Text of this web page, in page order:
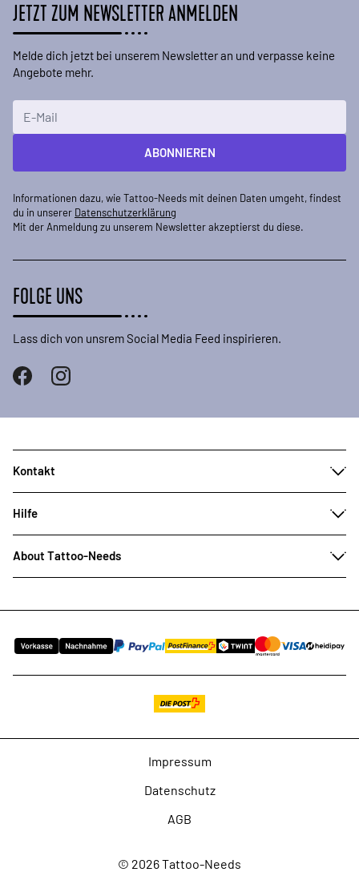
JETZT ZUM NEWSLETTER ANMELDEN
Melde dich jetzt bei unserem Newsletter an und verpasse keine
Angebote mehr.
ABONNIEREN
Informationen dazu, wie Tattoo-Needs mit deinen Daten umgeht, findest
du in unserer Datenschutzerklärung
Mit der Anmeldung zu unserem Newsletter akzeptierst du diese.
FOLGE UNS
Lass dich von unsrem Social Media Feed inspirieren.
Kontakt
Hilfe
About Tattoo-Needs
© 2026 Tattoo-Needs
Impressum
Datenschutz
AGB